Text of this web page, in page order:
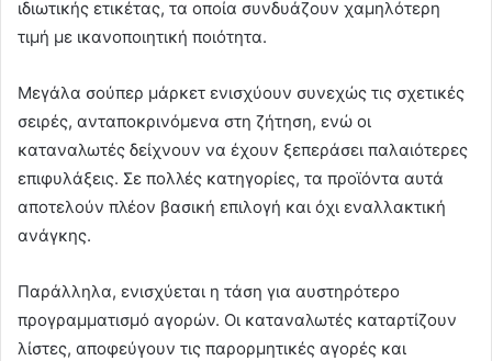
ιδιωτικής ετικέτας, τα οποία συνδυάζουν χαμηλότερη
τιμή με ικανοποιητική ποιότητα.
Μεγάλα σούπερ μάρκετ ενισχύουν συνεχώς τις σχετικές
σειρές, ανταποκρινόμενα στη ζήτηση, ενώ οι
καταναλωτές δείχνουν να έχουν ξεπεράσει παλαιότερες
επιφυλάξεις. Σε πολλές κατηγορίες, τα προϊόντα αυτά
αποτελούν πλέον βασική επιλογή και όχι εναλλακτική
ανάγκης.
Παράλληλα, ενισχύεται η τάση για αυστηρότερο
προγραμματισμό αγορών. Οι καταναλωτές καταρτίζουν
λίστες, αποφεύγουν τις παρορμητικές αγορές και